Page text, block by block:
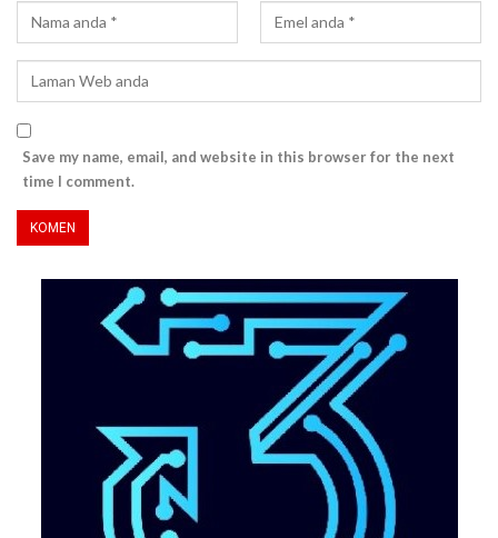
Save my name, email, and website in this browser for the next
time I comment.